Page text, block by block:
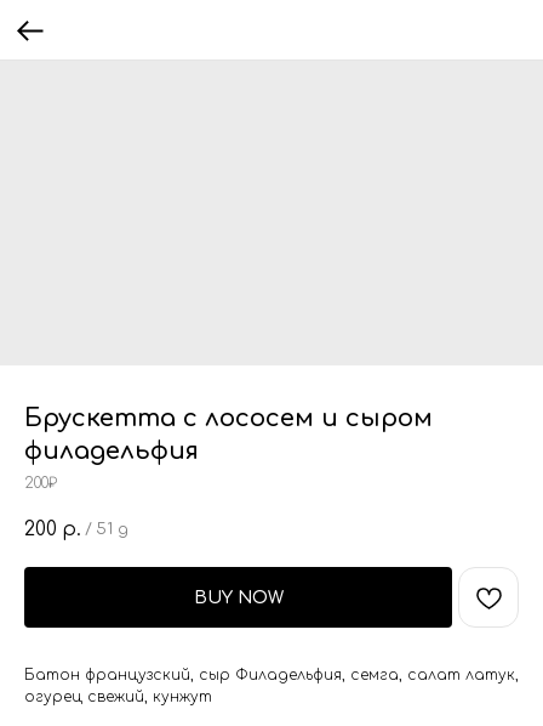
Брускетта с лососем и сыром
филадельфия
200₽
200 р. / 51 g
BUY NOW
Батон французский, сыр Филадельфия, семга, салат латук,
огурец свежий, кунжут